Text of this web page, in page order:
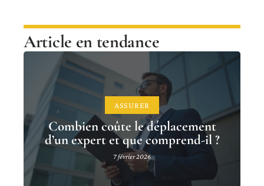
Article en tendance
ASSURER
Combien coûte le déplacement
d’un expert et que comprend-il ?
7 février 2026